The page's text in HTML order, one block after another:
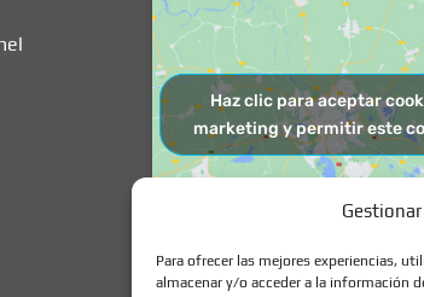
Para ofrecer las mejores experiencias,
almacenar y/o acceder a la información
Haz clic para aceptar
marketing y permitir este